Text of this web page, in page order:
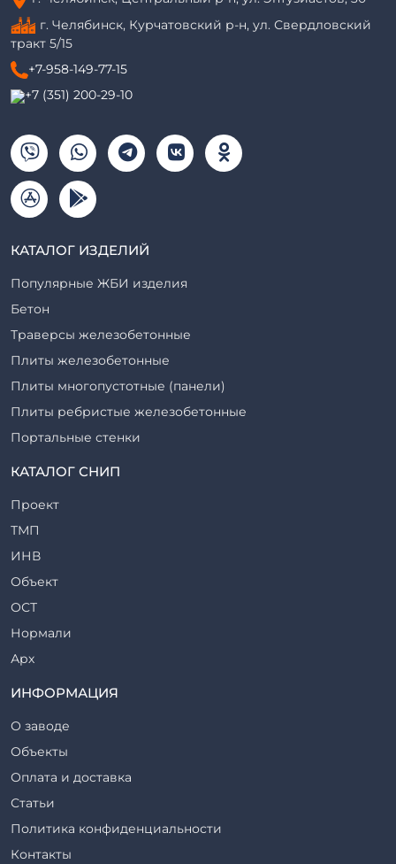
г. Челябинск, Курчатовский р-н, ул. Свердловский
тракт 5/15
+7-958-149-77-15
+7 (351) 200-29-10
КАТАЛОГ ИЗДЕЛИЙ
Популярные ЖБИ изделия
Бетон
Траверсы железобетонные
Плиты железобетонные
Плиты многопустотные (панели)
Плиты ребристые железобетонные
Портальные стенки
Прогоны железобетонные
Ригели железобетонные
Закладные детали
Трубы железобетонные
Утяжелители железобетонные
Фермы железобетонные
Фундаментные блоки
Фундаменты железобетонные
Шахты лифтов железобетонные
Шпалы железобетонные
Элементы благоустройства
КАТАЛОГ СНИП
Проект
ТМП
ИНВ
Объект
ОСТ
Нормали
Арх
ТР
Рабочие чертежи
ИНФОРМАЦИЯ
О заводе
Объекты
Оплата и доставка
Статьи
Политика конфиденциальности
Контакты